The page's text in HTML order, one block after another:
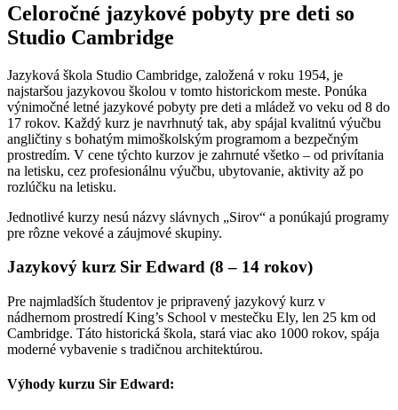
Celoročné jazykové pobyty pre deti so
Studio Cambridge
Jazyková škola Studio Cambridge, založená v roku 1954, je
najstaršou jazykovou školou v tomto historickom meste. Ponúka
výnimočné letné jazykové pobyty pre deti a mládež vo veku od 8 do
17 rokov. Každý kurz je navrhnutý tak, aby spájal kvalitnú výučbu
angličtiny s bohatým mimoškolským programom a bezpečným
prostredím. V cene týchto kurzov je zahrnuté všetko – od privítania
na letisku, cez profesionálnu výučbu, ubytovanie, aktivity až po
rozlúčku na letisku.
Jednotlivé kurzy nesú názvy slávnych „Sirov“ a ponúkajú programy
pre rôzne vekové a záujmové skupiny.
Jazykový kurz Sir Edward (8 – 14 rokov)
Pre najmladších študentov je pripravený jazykový kurz v
nádhernom prostredí King’s School v mestečku Ely, len 25 km od
Cambridge. Táto historická škola, stará viac ako 1000 rokov, spája
moderné vybavenie s tradičnou architektúrou.
Výhody kurzu Sir Edward: